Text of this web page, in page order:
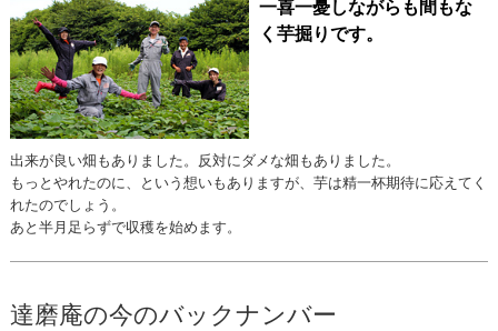
一喜一憂しながらも間もな
く芋掘りです。
出来が良い畑もありました。反対にダメな畑もありました。
もっとやれたのに、という想いもありますが、芋は精一杯期待に応えてく
れたのでしょう。
あと半月足らずで収穫を始めます。
達磨庵の今のバックナンバー